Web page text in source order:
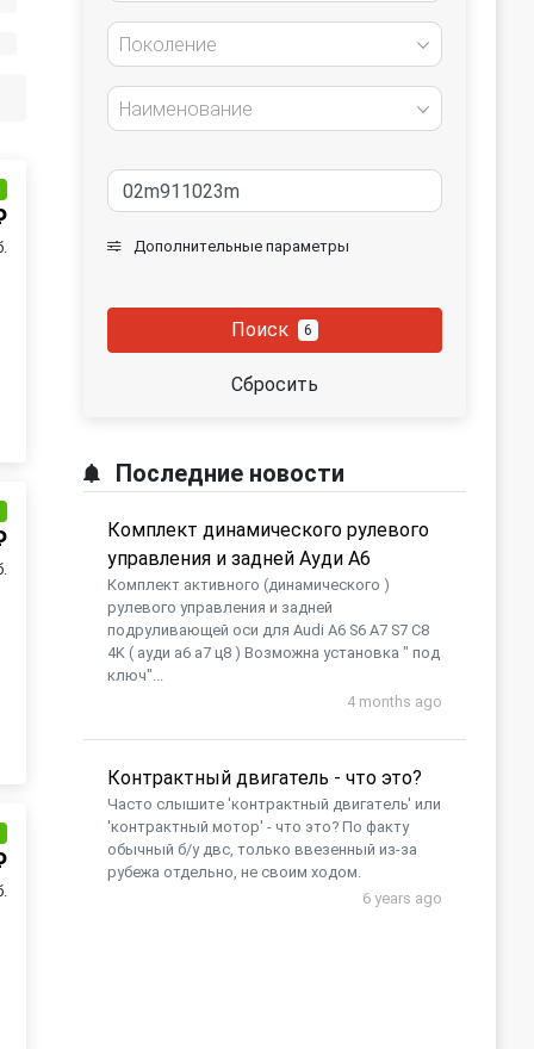
Поколение
Наименование
Дополнительные параметры
Поиск 6
Сбросить
Последние новости
Комплект динамического рулевого
управления и задней Ауди А6
Комплект активного (динамического )
рулевого управления и задней
подруливающей оси для Audi A6 S6 A7 S7 C8
4K ( ауди а6 а7 ц8 ) Возможна установка " под
ключ"...
4 months ago
Контрактный двигатель - что это?
Часто слышите 'контрактный двигатель' или
'контрактный мотор' - что это? По факту
обычный б/у двс, только ввезенный из-за
рубежа отдельно, не своим ходом.
6 years ago